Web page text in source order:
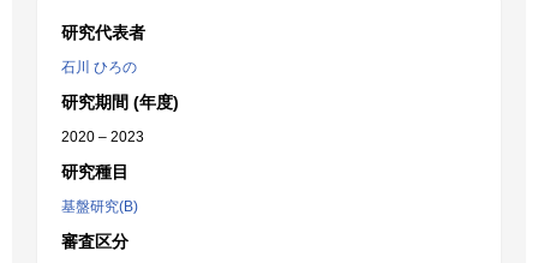
研究代表者
石川 ひろの
研究期間 (年度)
2020 – 2023
研究種目
基盤研究(B)
審査区分